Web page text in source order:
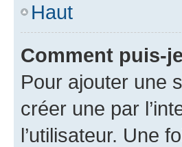
Haut
Comment puis-
Pour ajouter une
créer une par
l’utilisateur. Une